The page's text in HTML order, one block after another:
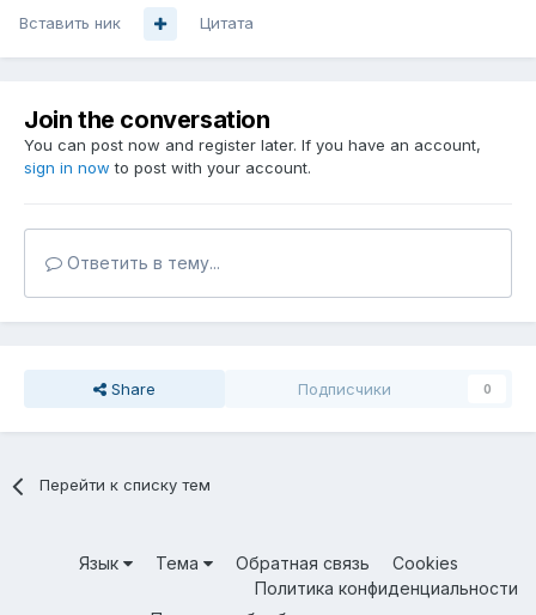
Вставить ник Цитата
Join the conversation
You can post now and register later. If you have an account,
sign in now to post with your account.
Ответить в тему...
Share Подписчики 0
Перейти к списку тем
Язык Тема Обратная связь
Cookies
Политика конфиденциальности